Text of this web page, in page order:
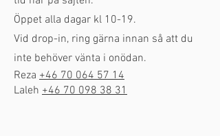
Öppet alla dagar kl 10-19.
Vid drop-in, ring gärna innan så att du
inte behöver vänta i onödan.
Reza +46 70 064 57 14
Laleh +46 70 098 38 31